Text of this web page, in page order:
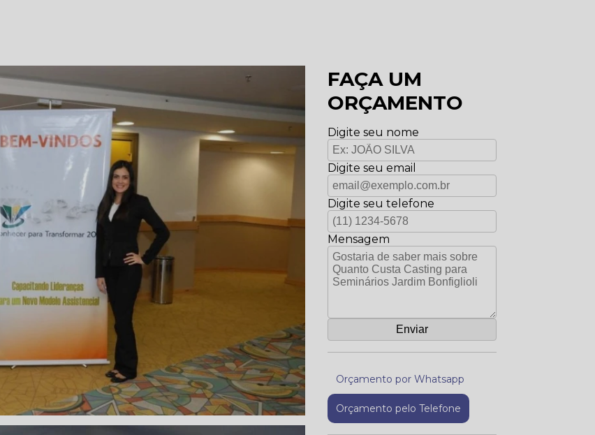
FAÇA UM
ORÇAMENTO
Digite seu nome
Digite seu email
Digite seu telefone
Mensagem
Orçamento por Whatsapp
Orçamento pelo Telefone